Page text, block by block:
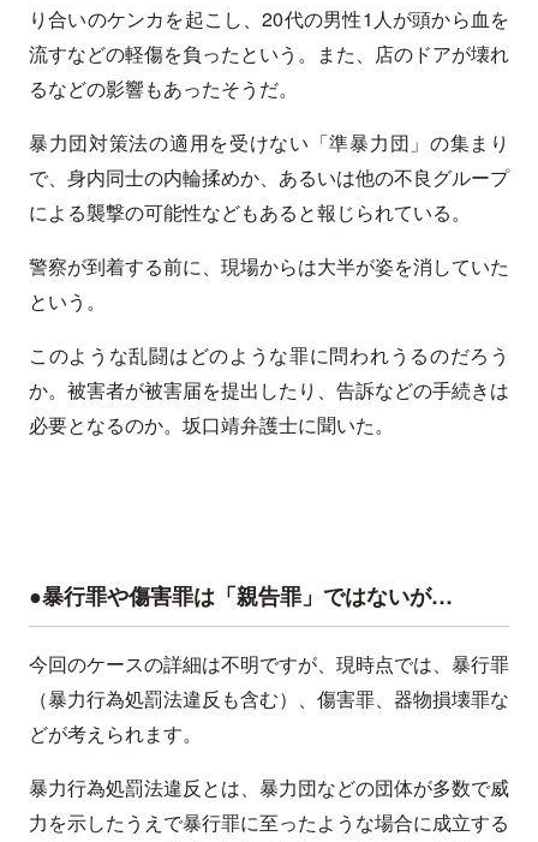
り合いのケンカを起こし、20代の男性1人が頭から血を
流すなどの軽傷を負ったという。また、店のドアが壊れ
るなどの影響もあったそうだ。
暴力団対策法の適用を受けない「準暴力団」の集まり
で、身内同士の内輪揉めか、あるいは他の不良グループ
による襲撃の可能性などもあると報じられている。
警察が到着する前に、現場からは大半が姿を消していた
という。
このような乱闘はどのような罪に問われうるのだろう
か。被害者が被害届を提出したり、告訴などの手続きは
必要となるのか。坂口靖弁護士に聞いた。
●暴行罪や傷害罪は「親告罪」ではないが…
今回のケースの詳細は不明ですが、現時点では、暴行罪
（暴力行為処罰法違反も含む）、傷害罪、器物損壊罪な
どが考えられます。
暴力行為処罰法違反とは、暴力団などの団体が多数で威
力を示したうえで暴行罪に至ったような場合に成立する